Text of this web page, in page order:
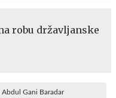
robu državljanske
Abdul Gani Baradar